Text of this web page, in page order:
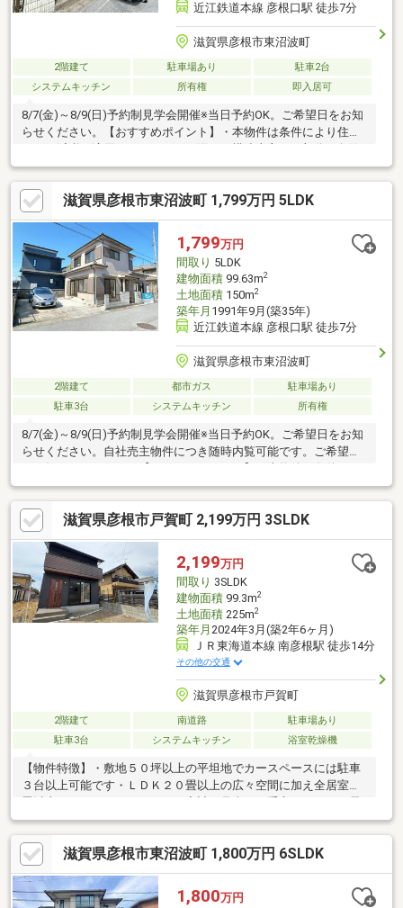
近江鉄道本線 彦根口駅 徒歩7分
滋賀県彦根市東沼波町
2階建て 駐車場あり
駐車2台
システムキッチン
所有権 即入居可
8/7(金)～8/9(日)予約制見学会開催※当日予約OK。ご希望日をお知
らせください。【おすすめポイント】・本物件は条件により住宅
や・腐食、給排水管の故障や漏水についてお引渡しより２年間保
証・シロアリ防除工事施工後5年間保証・お客様に合わせたローン
の組み方や金融機関をご提案。住宅ローンが初めての方でもお気
軽にご相談ください【周辺施設】・彦根市旭森小学校400ｍ（徒
歩5分）・彦根市東中学校800ｍ（徒歩10分/自転車4分）・フレン
滋賀県彦根市東沼波町 1,799万円 5LDK
1,799万円
間取り 5LDK
建物面積99.63m2
土地面積150m2
築年月 1991年9月(築35年)
近江鉄道本線 彦根口駅 徒歩7分
滋賀県彦根市東沼波町
2階建て 都市ガス
駐車場あり
駐車3台
システムキッチン 所有権
8/7(金)～8/9(日)予約制見学会開催※当日予約OK。ご希望日をお知
らせください。自社売主物件につき随時内覧可能です。ご希望日
をお知らせください。【おすすめポイント】・本物件は条件によ
り住宅ローン減税が適用されます。・雨漏り、構造上主要な部分
の欠陥や・腐食、給排水管の故障や漏水についてお引渡しより２
年間保証・シロアリ防除工事施工後5年間保証・お客様に合わせた
ローンの組み方や金融機関をご提案。住宅ローンが初めての方で
もお気軽にご相談ください【周辺施設】・旭森小学校400ｍ（徒
歩5分）・東中学校800ｍ（徒歩10分/自転車4分）・フレンドマー
ト
滋賀県彦根市戸賀町 2,199万円 3SLDK
2,199万円
間取り 3SLDK
建物面積99.3m2
土地面積225m2
築年月 2024年3月(築2年6ヶ月)
ＪＲ東海道本線 南彦根駅 徒歩14分
その他の交通
滋賀県彦根市戸賀町
2階建て 南道路
駐車場あり
駐車3台
システムキッチン 浴室乾燥機
【物件特徴】・敷地５０坪以上の平坦地でカースペースには駐車
３台以上可能です・ＬＤＫ２０畳以上の広々空間に加え全居室６
化仕様で初々しさが残る築１年以内の建物・ウォークインクロー
ゼットや屋根裏収納に納戸など多彩な収納を完備【周辺環境】・
毎日のお買い物に便利なフレンドマート彦根小泉店へ徒歩3分の近
さが魅力です・彦根市立城南小学校も徒歩９分のロケーションで
毎日の通学も安心
滋賀県彦根市東沼波町 1,800万円 6SLDK
1,800万円